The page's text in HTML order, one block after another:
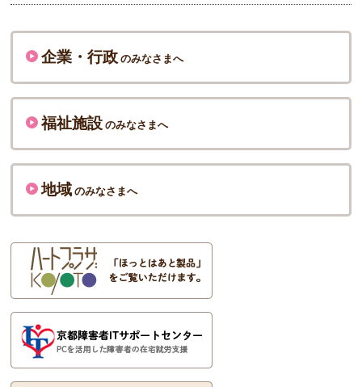
企業・行政のみなさまへ
福祉施設のみなさまへ
地域のみなさまへ